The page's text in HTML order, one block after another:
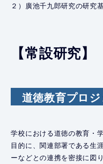
２）廣池千九郎研究の研究
【常設研究】
道徳教育プロ
学校における道徳の教育・
目的に、関連部署である生
ーなどとの連携を密接に図